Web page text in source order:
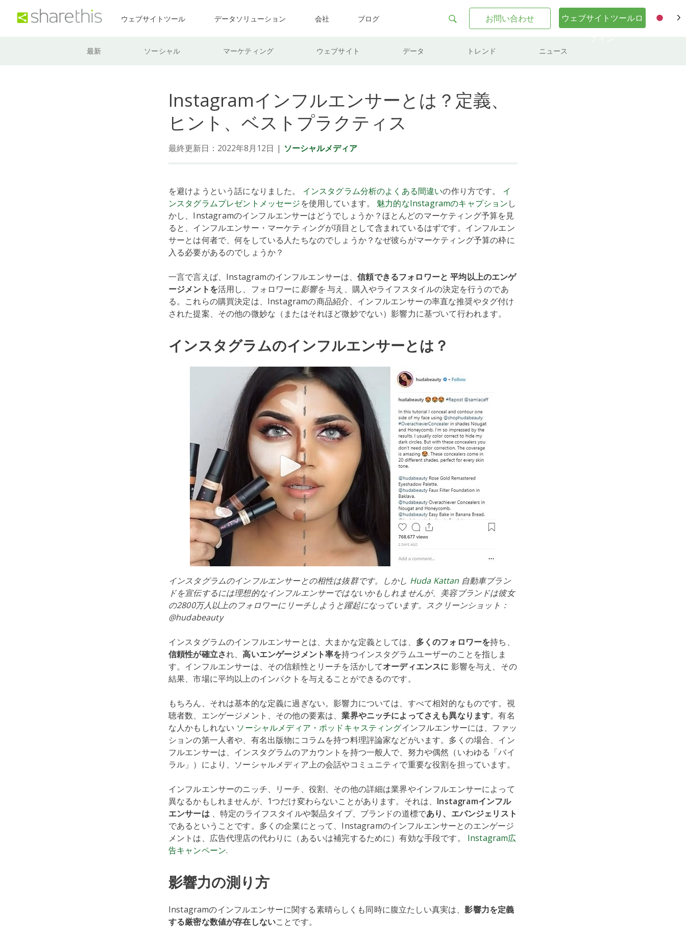
ウェブサイトツール データソリューション 会社 ブログ お問い合わせ
ウェブサイトツールロ
最新 ソーシャル マーケティング ウェブサイト データ トレンド ニュース
Instagramインフルエンサーとは？定義、
ヒント、ベストプラクティス
最終更新日：2022年8月12日 | ソーシャルメディア
を避けようという話になりました。 インスタグラム分析のよくある間違いの作り方です。 イ
ンスタグラムプレゼントメッセージを使用しています。 魅力的なInstagramのキャプションし
かし、Instagramのインフルエンサーはどうでしょうか？ほとんどのマーケティング予算を見
ると、インフルエンサー・マーケティングが項目として含まれているはずです。インフルエン
サーとは何者で、何をしている人たちなのでしょうか？なぜ彼らがマーケティング予算の枠に
入る必要があるのでしょうか？
一言で言えば、Instagramのインフルエンサーは、信頼できるフォロワーと 平均以上のエンゲ
ージメントを活用し、フォロワーに影響を与え、購入やライフスタイルの決定を行うのであ
る。これらの購買決定は、Instagramの商品紹介、インフルエンサーの率直な推奨やタグ付け
された提案、その他の微妙な（またはそれほど微妙でない）影響力に基づいて行われます。
インスタグラムのインフルエンサーとは？
インスタグラムのインフルエンサーとの相性は抜群です。しかし Huda Kattan 自動車ブラン
ドを宣伝するには理想的なインフルエンサーではないかもしれませんが、美容ブランドは彼女
の2800万人以上のフォロワーにリーチしようと躍起になっています。スクリーンショット：
@hudabeauty
インスタグラムのインフルエンサーとは、大まかな定義としては、 多くのフォロワーを持ち、
信頼性が確立され、高いエンゲージメント率を持つインスタグラムユーザーのことを指しま
す。インフルエンサーは、その信頼性とリーチを活かしてオーディエンスに 影響を与え、その
結果、市場に平均以上のインパクトを与えることができるのです。
もちろん、それは基本的な定義に過ぎない。影響力については、すべて相対的なものです。視
聴者数、エンゲージメント、その他の要素は、業界やニッチによってさえも異なります。有名
な人かもしれない ソーシャルメディア・ポッドキャスティングインフルエンサーには、ファッ
ションの第一人者や、有名出版物にコラムを持つ料理評論家などがいます。多くの場合、イン
フルエンサーは、インスタグラムのアカウントを持つ一般人で、努力や偶然（いわゆる「バイ
ラル」）により、ソーシャルメディア上の会話やコミュニティで重要な役割を担っています。
インフルエンサーのニッチ、リーチ、役割、その他の詳細は業界やインフルエンサーによって
異なるかもしれませんが、1つだけ変わらないことがあります。それは、 Instagramインフル
エンサーは 、特定のライフスタイルや製品タイプ、ブランドの道標であり、エバンジェリスト
であるということです。多くの企業にとって、Instagramのインフルエンサーとのエンゲージ
メントは、広告代理店の代わりに（あるいは補完するために）有効な手段です。 Instagram広
告キャンペーン.
影響力の測り方
Instagramのインフルエンサーに関する素晴らしくも同時に腹立たしい真実は、影響力を定義
する厳密な数値が存在しないことです。